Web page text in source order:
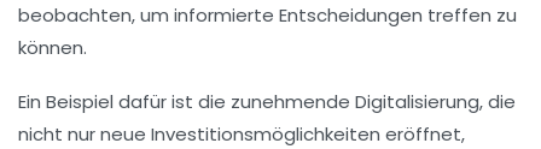
beobachten, um informierte Entscheidungen treffen zu
können.
Ein Beispiel dafür ist die zunehmende Digitalisierung, die
nicht nur neue Investitionsmöglichkeiten eröffnet,